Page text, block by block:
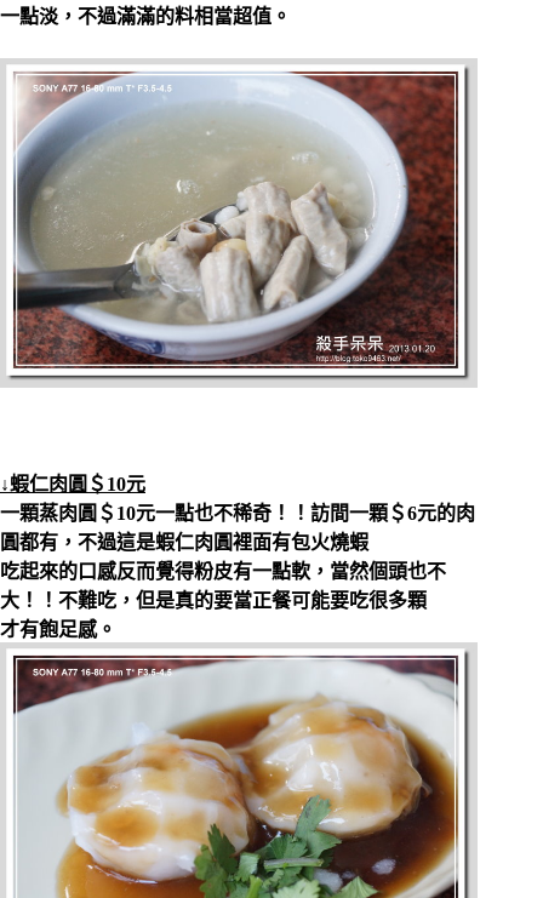
一點淡，不過滿滿的料相當超值。
↓蝦仁肉圓＄10元
一顆蒸肉圓＄10元一點也不稀奇！！訪間一顆＄6元的肉
圓都有，不過這是蝦仁肉圓裡面有包火燒蝦
吃起來的口感反而覺得粉皮有一點軟，當然個頭也不
大！！不難吃，但是真的要當正餐可能要吃很多顆
才有飽足感。